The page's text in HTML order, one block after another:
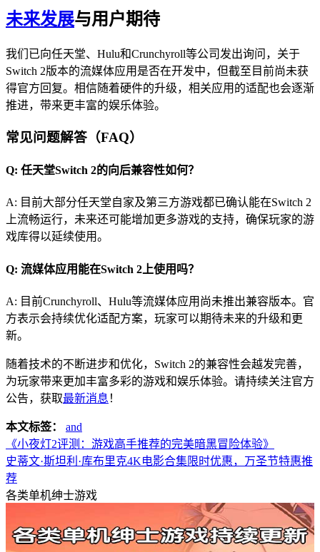
未来发展与用户期待
我们已向任天堂、Hulu和Crunchyroll等公司发出询问，关于
Switch 2版本的流媒体应用是否在开发中，但截至目前尚未获
得官方回复。相信随着硬件的升级，相关应用的适配也会逐渐
推进，带来更丰富的娱乐体验。
常见问题解答（FAQ）
Q: 任天堂Switch 2的向后兼容性如何？
A: 目前大部分任天堂自家及第三方游戏都已确认能在Switch 2
上流畅运行，未来还可能增加更多游戏的支持，确保玩家的游
戏库得以延续使用。
Q: 流媒体应用能在Switch 2上使用吗？
A: 目前Crunchyroll、Hulu等流媒体应用尚未推出兼容版本。官
方表示会持续优化适配方案，玩家可以期待未来的升级和更
新。
随着技术的不断进步和优化，Switch 2的兼容性会越发完善，
为玩家带来更加丰富多彩的游戏和娱乐体验。请持续关注官方
公告，获取最新消息 ！
本文标签：
and
《小夜灯2评测：游戏高手推荐的完美暗黑冒险体验》
史蒂文·斯坦利·库布里克4K电影合集限时优惠，万圣节特惠推
荐
各类单机绅士游戏